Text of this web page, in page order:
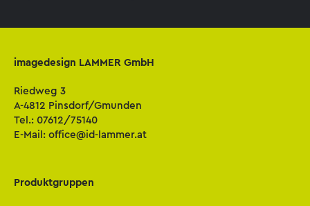
imagedesign LAMMER GmbH
Riedweg 3
A-4812 Pinsdorf/Gmunden
Tel.: 07612/75140
E-Mail:office@id-lammer.at
Produktgruppen